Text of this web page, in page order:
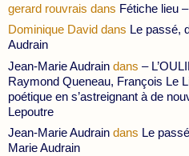
gerard rouvrais dans Fétiche lieu
Dominique David dans Le passé,
Audrain
Jean-Marie Audrain dans –
Raymond Queneau, François Le
poétique en s’astreignant à de
Lepoutre
Jean-Marie Audrain dans Le
Marie Audrain